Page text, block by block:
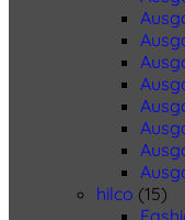
hilco (15)